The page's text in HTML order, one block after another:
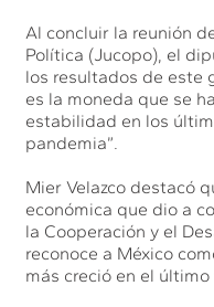
Al concluir la reunión
Política (Jucopo), el
los resultados de este
es la moneda que se
estabilidad en los
pandemia”.
Mier Velazco destacó
económica que dio a
la Cooperación y el
reconoce a México
más creció en el